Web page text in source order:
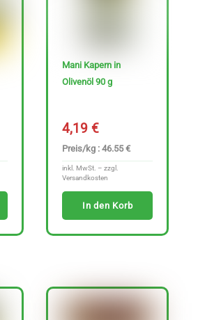
Mani Kapern in
Olivenöl 90 g
4,19€
Preis/kg : 46.55 €
inkl. MwSt. – zzgl.
Versandkosten
In den Korb